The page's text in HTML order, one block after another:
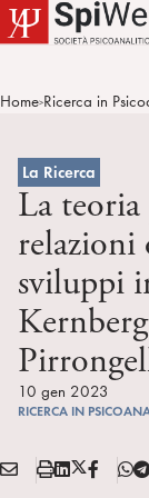
Home>Ricerca in
La Ricerca
La
relazioni
sviluppi
10 gen 2023
RICERCA IN
Condividi:
E
S L X F
T